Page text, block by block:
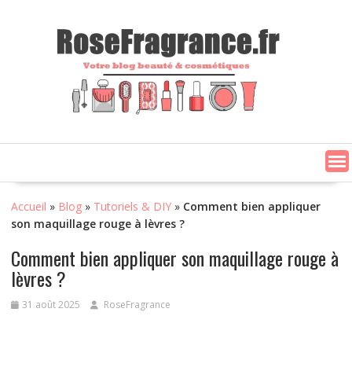
Accueil » Blog» Tutoriels & DIY» Comment bien appliquer
son maquillage rouge à lèvres ?
Comment bien appliquer son maquillage rouge à
lèvres ?
31 août 2025 RoseFragrance